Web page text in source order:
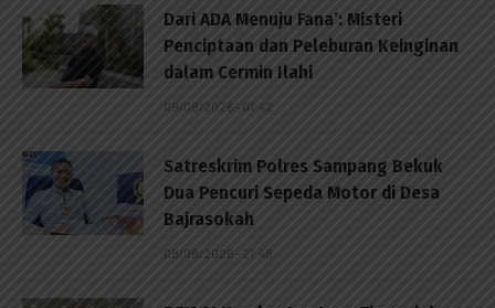
Dari ADA Menuju Fana’: Misteri
Penciptaan dan Peleburan Keinginan
dalam Cermin Ilahi
09/08/2026 - 01:42
Satreskrim Polres Sampang Bekuk
Dua Pencuri Sepeda Motor di Desa
Bajrasokah
08/08/2026 - 21:48